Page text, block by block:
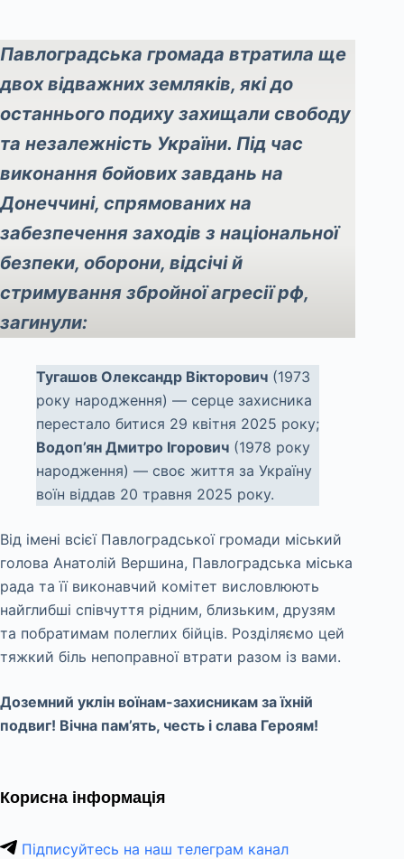
Павлоградська громада втратила ще
двох відважних земляків, які до
останнього подиху захищали свободу
та незалежність України. Під час
виконання бойових завдань на
Донеччині, спрямованих на
забезпечення заходів з національної
безпеки, оборони, відсічі й
стримування збройної агресії рф,
загинули:
Тугашов Олександр Вікторович (1973
року народження) — серце захисника
перестало битися 29 квітня 2025 року;
Водоп’ян Дмитро Ігорович (1978 року
народження) — своє життя за Україну
воїн віддав 20 травня 2025 року.
Від імені всієї Павлоградської громади міський
голова Анатолій Вершина, Павлоградська міська
рада та її виконавчий комітет висловлюють
найглибші співчуття рідним, близьким, друзям
та побратимам полеглих бійців. Розділяємо цей
тяжкий біль непоправної втрати разом із вами.
Доземний уклін воїнам-захисникам за їхній
подвиг! Вічна пам’ять, честь і слава Героям!
Корисна інформація
Підписуйтесь на наш телеграм канал